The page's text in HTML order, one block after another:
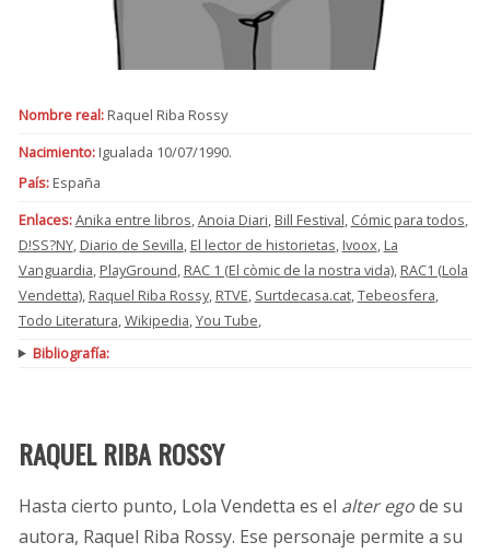
Nombre real:Raquel Riba Rossy
Nacimiento:Igualada 10/07/1990.
País:España
Enlaces:Anika entre libros,Anoia Diari, Bill Festival, Cómic para todos,
D!SS?NY, Diario de Sevilla, El lector de historietas, Ivoox, La
Vanguardia, PlayGround, RAC 1 (El còmic de la nostra vida), RAC1 (Lola
Vendetta), Raquel Riba Rossy, RTVE, Surtdecasa.cat,Tebeosfera,
Todo Literatura,Wikipedia,You Tube,
Bibliografía:
RAQUEL RIBA ROSSY
Hasta cierto punto, Lola Vendetta es el alter egode su
autora, Raquel Riba Rossy. Ese personaje permite a su